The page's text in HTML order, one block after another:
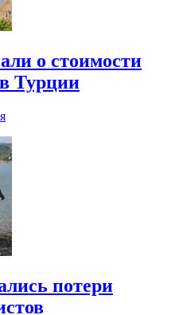
о стоимости
Турции
потери